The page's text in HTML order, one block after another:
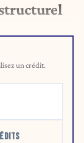
un crédit.